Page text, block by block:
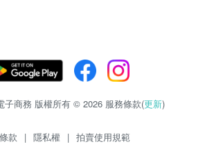
子商務 版權所有 © 2026 服務條款(更新)
款 | 隱私權 | 拍賣使用規範